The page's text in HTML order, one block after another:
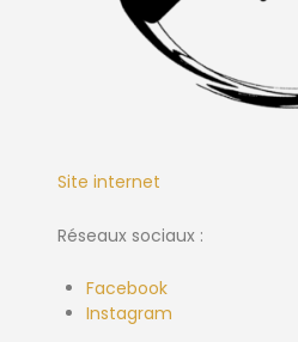
Site internet
Réseaux sociaux :
Facebook
Instagram